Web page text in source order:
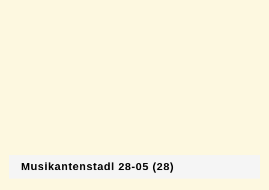
Musikantenstadl 28-05 (28)